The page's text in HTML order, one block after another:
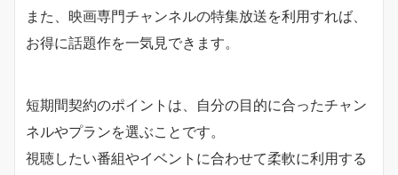
また、映画専門チャンネルの特集放送を利用すれば、
お得に話題作を一気見できます。
短期間契約のポイントは、自分の目的に合ったチャン
ネルやプランを選ぶことです。
視聴したい番組やイベントに合わせて柔軟に利用する